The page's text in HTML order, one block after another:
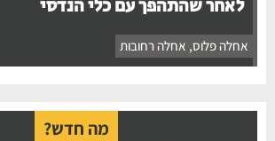
לאחר שהתהפך עם כלי הנדסי
אחלה פלוס ,אחלה רחובות
מה חדש?